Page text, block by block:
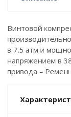
Винтовой
в 7.5 атм и
напряжением в
привода –